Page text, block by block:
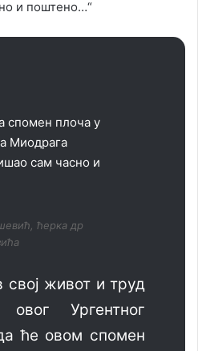
ћерка др
свој живот и труд
Ургентног
ће овом спомен